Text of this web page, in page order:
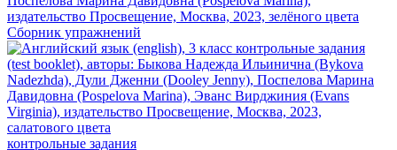
Сборник упражнений
контрольные задания